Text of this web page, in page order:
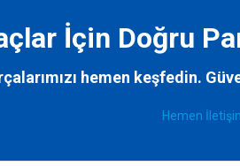
İçin Doğru
hemen keşfedin.
Hemen